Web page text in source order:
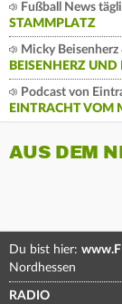
Fußball News
STAMMPLATZ
Micky
BEISENHERZ UND
Podcast von
EINTRACHT VOM
AUS DEM
Du bist hier:
Nordhessen
RADIO